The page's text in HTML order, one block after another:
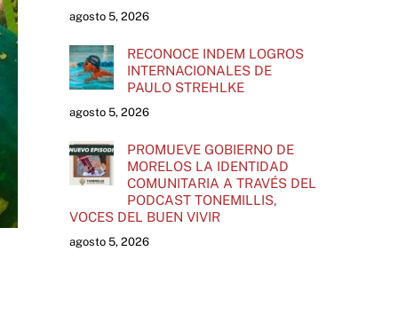
agosto 5, 2026
RECONOCE INDEM LOGROS
INTERNACIONALES DE
PAULO STREHLKE
agosto 5, 2026
PROMUEVE GOBIERNO DE
MORELOS LA IDENTIDAD
COMUNITARIA A TRAVÉS DEL
PODCAST TONEMILLIS,
VOCES DEL BUEN VIVIR
agosto 5, 2026